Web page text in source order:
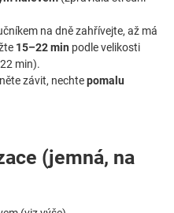
na dně zahřívejte, až má
15–22 min podle velikosti
min).
závit, nechtepomalu
(jemná, na